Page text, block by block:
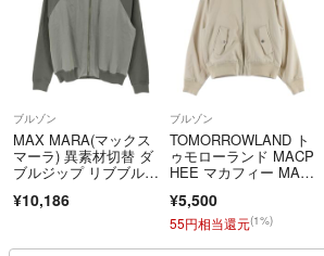
ブルゾン
MAX MARA(マックス
マーラ) 異素材切替 ダ
ブルジップ リブブルゾ
¥10,186
ブルゾン
TOMORROWLAND ト
ゥモローランド MACP
HEE マカフィー MA-
ージャケット ブルゾ
ン ベージュ
¥5,500
55円相当還元(1%)